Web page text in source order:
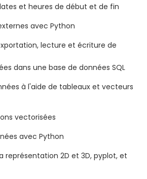
et heures de début et de fin
avec Python
lecture et écriture de
dans une base de données SQL
à l'aide de tableaux et vecteurs
vectorisées
avec Python
représentation 2D et 3D, pyplot, et